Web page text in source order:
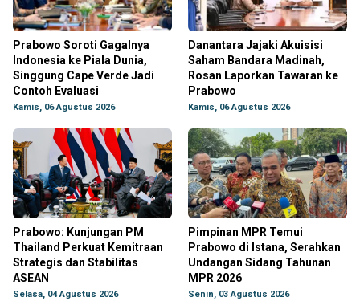
Prabowo Soroti Gagalnya
Indonesia ke Piala Dunia,
Singgung Cape Verde Jadi
Contoh Evaluasi
Kamis, 06 Agustus 2026
Danantara Jajaki Akuisisi
Saham Bandara Madinah,
Rosan Laporkan Tawaran ke
Prabowo
Kamis, 06 Agustus 2026
Prabowo: Kunjungan PM
Thailand Perkuat Kemitraan
Strategis dan Stabilitas
ASEAN
Selasa, 04 Agustus 2026
Pimpinan MPR Temui
Prabowo di Istana, Serahkan
Undangan Sidang Tahunan
MPR 2026
Senin, 03 Agustus 2026